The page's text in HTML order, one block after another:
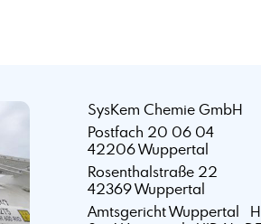
SysKem Chemie GmbH
Postfach 20 06 04
42206 Wuppertal
Rosenthalstraße 22
42369 Wuppertal
Amtsgericht Wuppertal